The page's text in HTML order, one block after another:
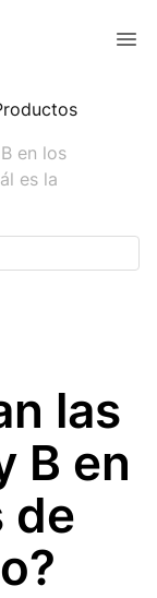
en los
es la
las
B en
de